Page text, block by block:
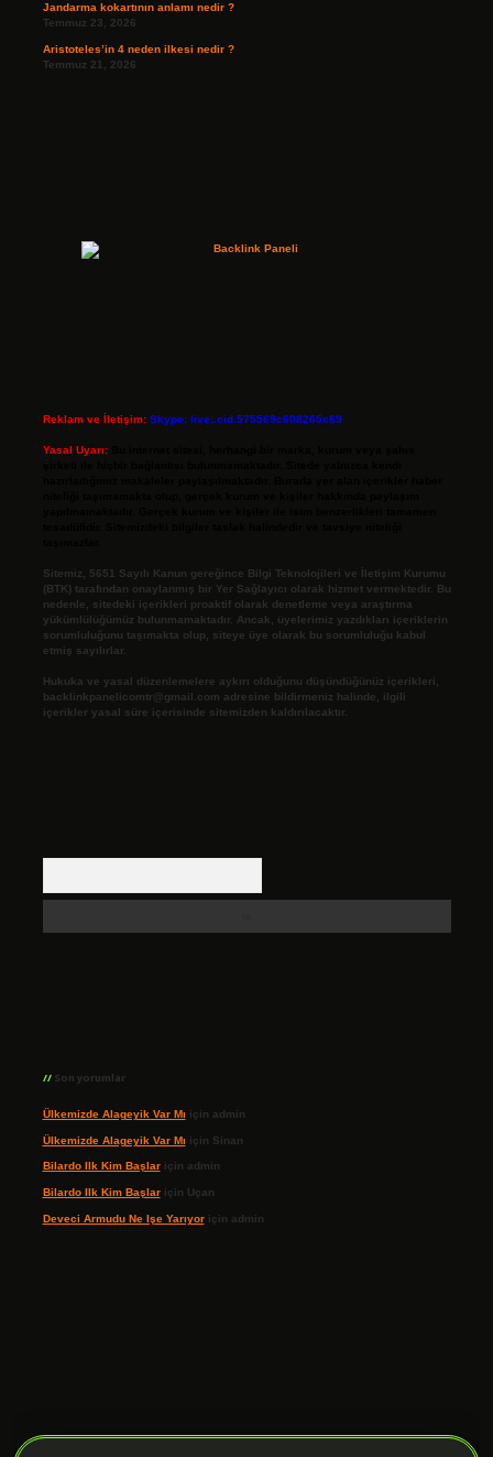
Jandarma kokartının anlamı nedir ?
Temmuz 23, 2026
Aristoteles’in 4 neden ilkesi nedir ?
Temmuz 21, 2026
Reklam ve İletişim: Skype: live:.cid.575569c608265c69
Yasal Uyarı:
Sitemiz, 5651 Sayılı Kanun gereğince Bilgi Teknolojileri ve İletişim Kurumu
(BTK) tarafından onaylanmış bir Yer Sağlayıcı olarak hizmet vermektedir. Bu
nedenle, sitedeki içerikleri proaktif olarak denetleme veya araştırma
yükümlülüğümüz bulunmamaktadır. Ancak, üyelerimiz yazdıkları içeriklerin
sorumluluğunu taşımakta olup, siteye üye olarak bu sorumluluğu kabul
etmiş sayılırlar.
Hukuka ve yasal düzenlemelere aykırı olduğunu düşündüğünüz içerikleri,
backlinkpanelicomtr@gmail.com adresine bildirmeniz halinde, ilgili
içerikler yasal süre içerisinde sitemizden kaldırılacaktır.
Son yorumlar
Ülkemizde Alageyik Var Mı için admin
Ülkemizde Alageyik Var Mı için Sinan
Bilardo Ilk Kim Başlariçin admin
Bilardo Ilk Kim Başlariçin Uçan
Deveci Armudu Ne Işe Yarıyoriçin admin